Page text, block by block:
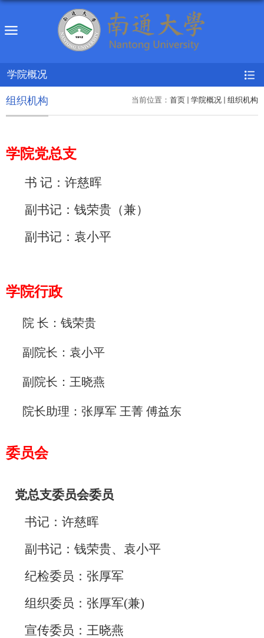
学院概况
当前位置： 首页 学院概况 组织机构
组织机构
学院党总支
书 记：许慈晖
副书记：钱荣贵 （兼）
副书记：袁小平
学院行政
院 长：钱荣贵
副院长：袁小平
副院长：王晓燕
院长助理： 张厚军 王菁 傅益东
委员会
党总支委员会委员
书记：许慈晖
副书记：钱荣贵、袁小平
纪检委员：张厚军
组织委员：张厚军(兼)
宣传委员： 王晓燕